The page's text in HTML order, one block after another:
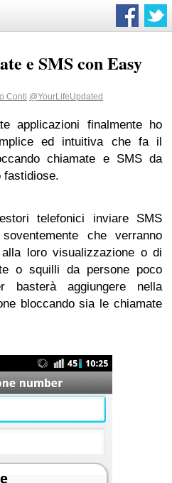
e SMS con Easy
Conti @YourLifeUpdated
applicazioni finalmente ho
ed intuitiva che fa il
chiamate e SMS da
fastidiose.
telefonici inviare SMS
che verranno
loro visualizzazione o di
o squilli da persone poco
basterà aggiungere nella
bloccando sia le chiamate